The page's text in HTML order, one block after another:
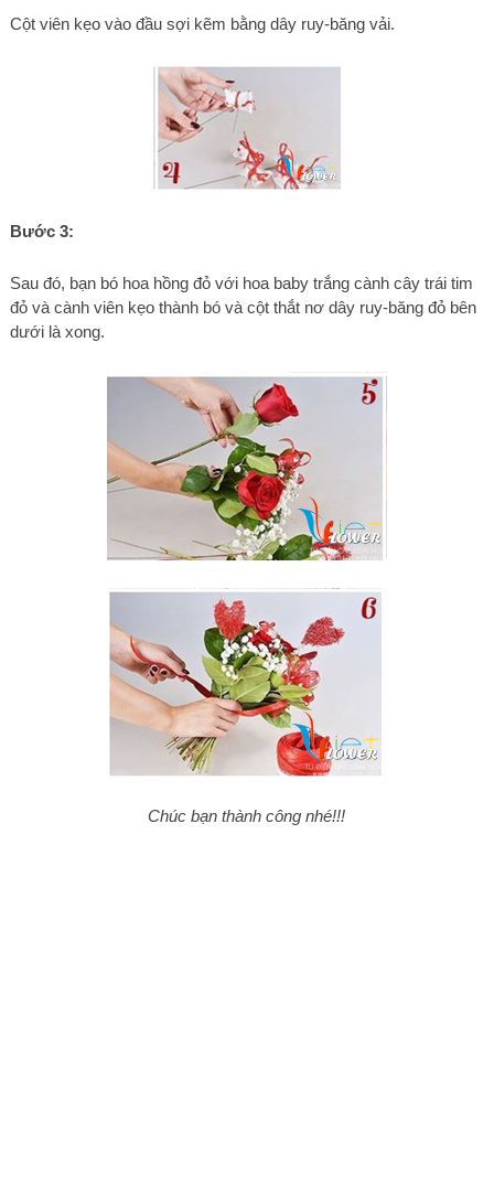
Cột viên kẹo vào đầu sợi kẽm bằng dây ruy-băng vải.
Bước 3:
Sau đó, bạn bó hoa hồng đỏ với hoa baby trắng cành cây trái tim
đỏ và cành viên kẹo thành bó và cột thắt nơ dây ruy-băng đỏ bên
dưới là xong.
Chúc bạn thành công nhé!!!